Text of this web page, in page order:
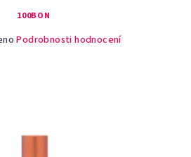
100BON
Podrobnosti hodnocení